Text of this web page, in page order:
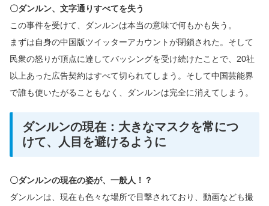
〇ダンルン、文字通りすべてを失う
この事件を受けて、ダンルンは本当の意味で何もかも失う。
まずは自身の中国版ツイッターアカウントが閉鎖された。そして
民衆の怒りが頂点に達してバッシングを受け続けたことで、20社
以上あった広告契約はすべて切られてしまう。そして中国芸能界
で誰も使いたがることもなく、ダンルンは完全に消えてしまう。
ダンルンの現在：大きなマスクを常につ
けて、人目を避けるように
〇ダンルンの現在の姿が、一般人！？
ダンルンは、現在も色々な場所で目撃されており、動画なども撮